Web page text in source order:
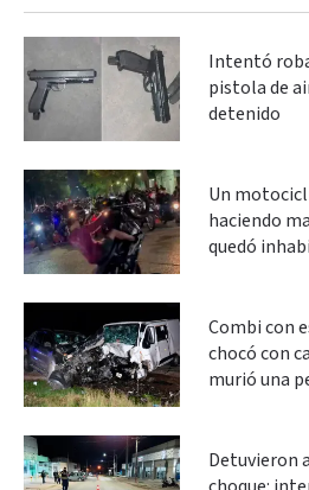
Intentó
pistola de
detenido
Un
haciendo
quedó
Combi con
chocó con
murió una
Detuvieron